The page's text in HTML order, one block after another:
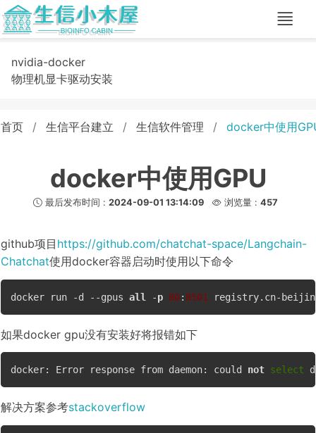
nvidia-docker
物理机显卡驱动安装
首页 生信平台建立 生信软件管理 docker中使用
docker中使用GPU
最后发布时间 : 2024-09-01 13:14:09 浏览量 : 457
github项目 https://github.com/chatchat-space/Langchain-
Chatchat使用docker容器启动时使用以下命令
docker run -d --gpus all -p 80: 8501 registry.cn-
如果docker gpu没有安装好将报错如下
docker: Error response from daemon: could not select
解决方案参考stackoverflow